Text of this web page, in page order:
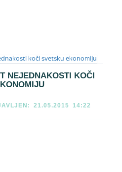
NEJEDNAKOSTI KOČI
21.05.2015 14:22